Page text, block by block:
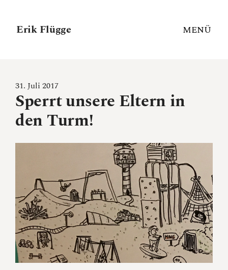
Erik Flügge MENÜ
31. Juli 2017
Sperrt unsere Eltern in
den Turm!